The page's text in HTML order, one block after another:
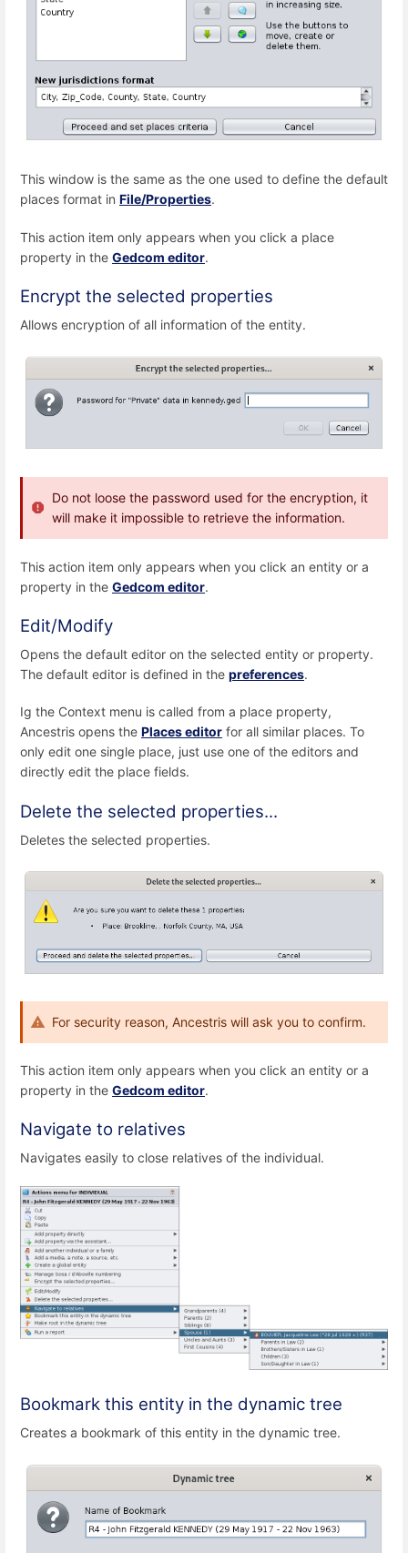
This window is the same as the one used to define the default
places format in File/Properties.
This action item only appears when you click a place
property in the Gedcom editor.
Encrypt the selected properties
Allows encryption of all information of the entity.
Do not loose the password used for the encryption, it
will make it impossible to retrieve the information.
This action item only appears when you click an entity or a
property in the Gedcom editor.
Edit/Modify
Opens the default editor on the selected entity or property.
The default editor is defined in the preferences.
Ig the Context menu is called from a place property,
Ancestris opens the Places editor for all similar places. To
only edit one single place, just use one of the editors and
directly edit the place fields.
Delete the selected properties...
Deletes the selected properties.
For security reason, Ancestris will ask you to confirm.
This action item only appears when you click an entity or a
property in the Gedcom editor.
Navigate to relatives
Navigates easily to close relatives of the individual.
Bookmark this entity in the dynamic tree
Creates a bookmark of this entity in the dynamic tree.